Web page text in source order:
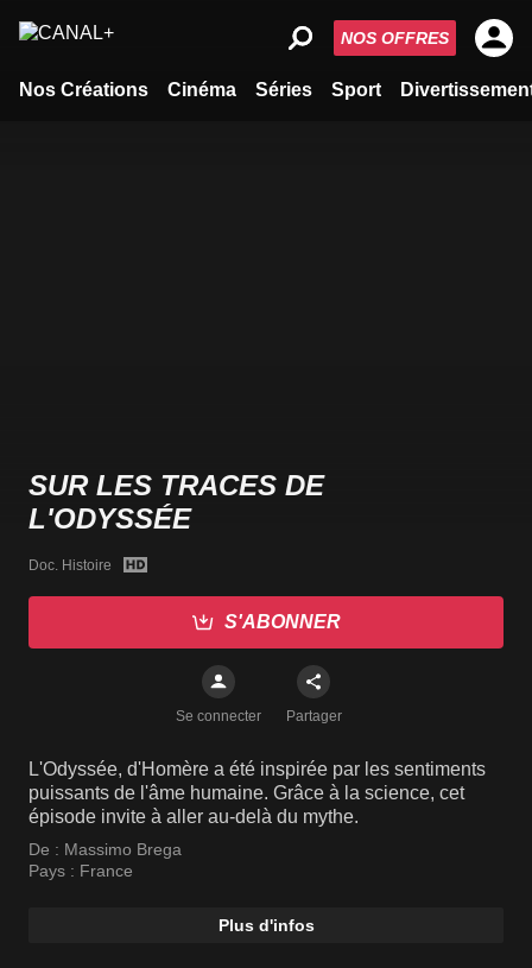
Nos Créations Cinéma Séries Sport
NOS OFFRES
SUR LES TRACES DE
L'ODYSSÉE
Doc. Histoire
S'ABONNER
Se connecter Partager
L'Odyssée, d'Homère a été inspirée par les sentiments
puissants de l'âme humaine. Grâce à la science, cet
épisode invite à aller au-delà du mythe.
De : Massimo Brega
Pays : France
Plus d'infos